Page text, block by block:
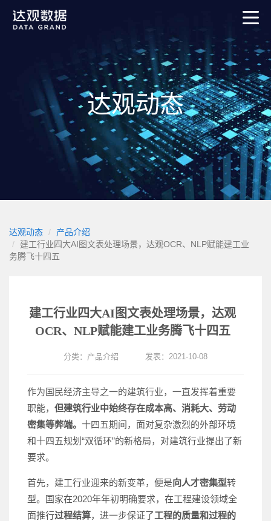
达观动态
达观动态
产品介绍
建工行业四大AI图文表处理场景，达观OCR、NLP赋能建工业
务腾飞十四五
建工行业四大AI图文表处理场景，达观
OCR、NLP赋能建工业务腾飞十四五
分类： 产品介绍 发表：2021-10-08
作为国民经济主导之一的建筑行业，一直发挥着重要
职能， 但建筑行业中始终存在成本高、消耗大、劳动
密集等弊端。 十四五期间，面对复杂激烈的外部环境
和十四五规划“双循环”的新格局，对建筑行业提出了新
要求。
首先，建工行业迎来的新变革，便是向人才密集型转
型。国家在2020年年初明确要求，在工程建设领域全
面推行过程结算，进一步保证了工程的质量和过程的